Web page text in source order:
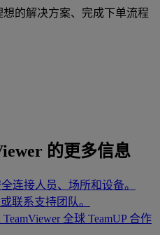
的解决方案、完成下单流程
的更多信息
连接人员、场所和设备。
联系支持团队。
TeamViewer 全球 TeamUP 合作